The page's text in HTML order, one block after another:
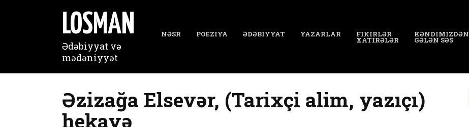
LOSMAN
Ədəbiyyat və
mədəniyyət
NƏSR POEZIYA ƏDƏBIYYAT YAZARLAR FIKIRLƏR
XATIRƏLƏR
KƏNDIMIZDƏN
GƏLƏN SƏS
Əzizağa Elsevər, (Tarixçi alim, yazıçı)
hekayə